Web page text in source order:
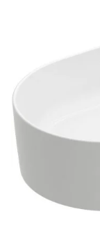
images
gallery